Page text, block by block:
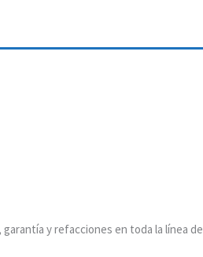
garantía y refacciones en toda la línea de